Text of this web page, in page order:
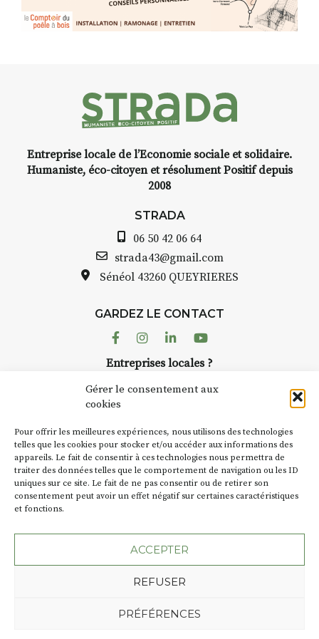
Gérer le consentement aux
cookies
Pour offrir les meilleures expériences, nous utilisons des technologies
telles que les cookies pour stocker et/ou accéder aux informations des
appareils. Le fait de consentir à ces technologies nous permettra de
traiter des données telles que le comportement de navigation ou les ID
uniques sur ce site. Le fait de ne pas consentir ou de retirer son
consentement peut avoir un effet négatif sur certaines caractéristiques
et fonctions.
ACCEPTER
REFUSER
PRÉFÉRENCES
Entreprise locale de l’Economie sociale et solidaire.
Humaniste, éco-citoyen et résolument Positif depuis
2008
STRADA
06 50 42 06 64
strada43@gmail.com
Sénéol 43260 QUEYRIERES
GARDEZ LE CONTACT
FacebookInstagram
LinkedinYoutube
Entreprises locales ?
Suivez toute l'actu de Strada
Plan du site
Politique de confidentialité